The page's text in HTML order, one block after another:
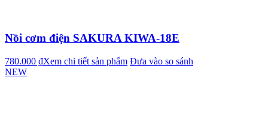
Nồi cơm điện SAKURA KIWA-18E
780.000 ₫Xem chi tiết sản phẩm Đưa vào so sánh
NEW